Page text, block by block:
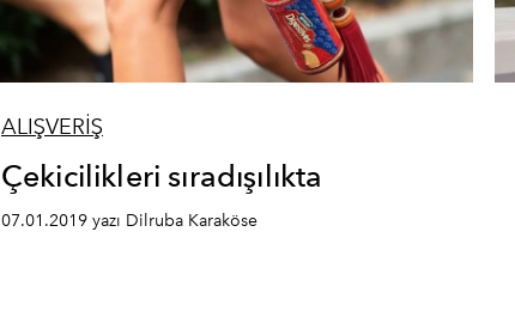
ALIŞVERİŞ
Çekicilikleri sıradışılıkta
07.01.2019 yazı Dilruba Karaköse